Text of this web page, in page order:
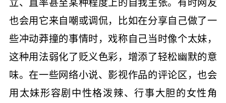
也会用它来自嘲或调侃，比如在分享自己做了一
些冲动莽撞的事情时，戏称自己当时像个太妹，
这种用法弱化了贬义色彩，增添了轻松幽默的意
味。在一些网络小说、影视作品的评论区，也会
用太妹形容剧中性格泼辣、行事大胆的女性角